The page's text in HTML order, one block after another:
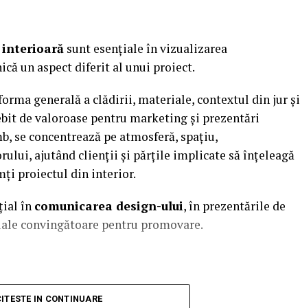
interioară sunt esențiale în vizualizarea
un aspect diferit al unui proiect.
generală a clădirii, materiale, contextul din jur și
de valoroase pentru marketing și prezentări
se concentrează pe atmosferă, spațiu,
ajutând clienții și părțile implicate să înțeleagă
proiectul din interior.
în comunicarea design-ului, în prezentările de
convingătoare pentru promovare.
a clădirii, materialele, contextul și impactul vizual
IN CONTINUARE